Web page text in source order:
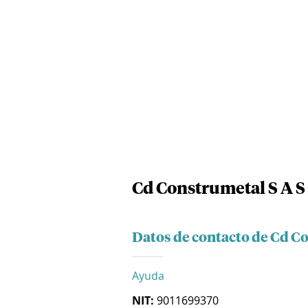
Cd Construmetal S A S
Datos de contacto de Cd
Ayuda
NIT: 9011699370